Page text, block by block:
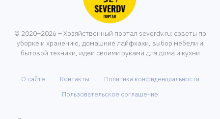
© 2020–2026 – Хозяйственный портал severdv.ru: советы по
уборке и хранению, домашние лайфхаки, выбор мебели и
бытовой техники, идеи своими руками для дома и кухни
О сайте Контакты
Политика конфиденциальности
Пользовательское соглашение